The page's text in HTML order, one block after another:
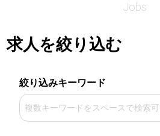
Jobs
求人を絞り込む
絞り込みキーワード